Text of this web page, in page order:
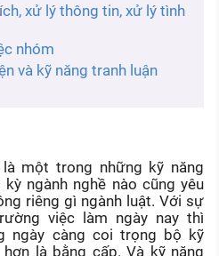
ĐỘI NGŨ
xử lý thông tin, xử lý tình
nhóm
và kỹ năng tranh luận
một trong những kỹ năng
ngành nghề nào cũng yêu
riêng gì ngành luật. Với sự
việc làm ngày nay thì
ngày càng coi trọng bộ kỹ
là bằng cấp. Và kỹ năng